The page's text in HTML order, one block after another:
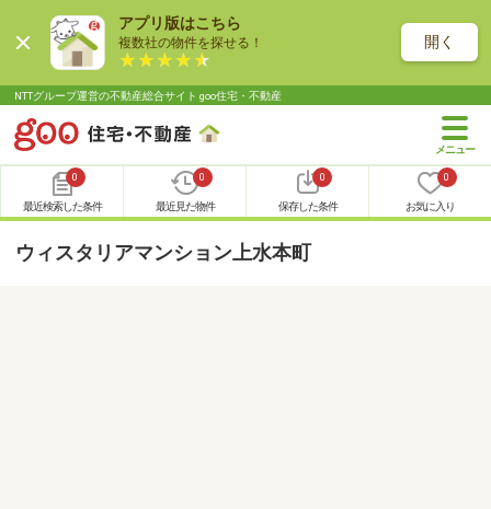
アプリ版はこちら
複数社の物件を探せる！ 開く
NTTグループ運営の不動産総合サイト goo住宅・不動産
0
最近検索した条件
0
最近見た物件
0
保存した条件
0
お気に入り
ウィスタリアマンション上水本町